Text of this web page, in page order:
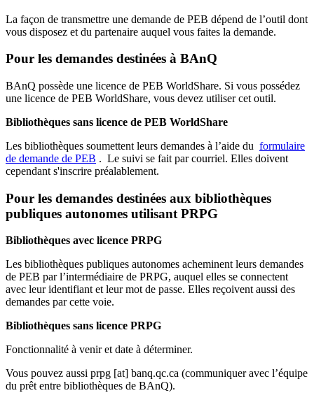
La façon de transmettre une demande de PEB dépend de l’outil dont
vous disposez et du partenaire auquel vous faites la demande.
Pour les demandes destinées à BAnQ
BAnQ possède une licence de PEB WorldShare. Si vous possédez
une licence de PEB WorldShare, vous devez utiliser cet outil.
Bibliothèques sans licence de PEB WorldShare
Les bibliothèques soumettent leurs demandes à l’aide du formulaire
de demande de PEB . Le suivi se fait par courriel. Elles doivent
cependant s'inscrire préalablement.
Pour les demandes destinées aux bibliothèques
publiques autonomes utilisant PRPG
Bibliothèques avec licence PRPG
Les bibliothèques publiques autonomes acheminent leurs demandes
de PEB par l’intermédiaire de PRPG, auquel elles se connectent
avec leur identifiant et leur mot de passe. Elles reçoivent aussi des
demandes par cette voie.
Bibliothèques sans licence PRPG
Fonctionnalité à venir et date à déterminer.
Vous pouvez aussi prpg [at] banq.qc.ca (communiquer avec l’équipe
du prêt entre bibliothèques de BAnQ).